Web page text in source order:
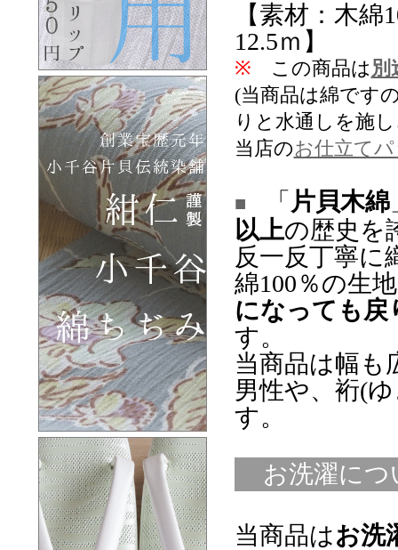
【素材：木
12.5ｍ】
※ この商品は 別
(当商品は綿です
りと水通しを施
当店のお仕立て
■ 「 片貝木綿
以上の歴史を
反一反丁寧に
綿100％の生
になっても戻
す。
当商品は幅も
男性や、裄(
す。
お洗濯につ
当商品はお洗